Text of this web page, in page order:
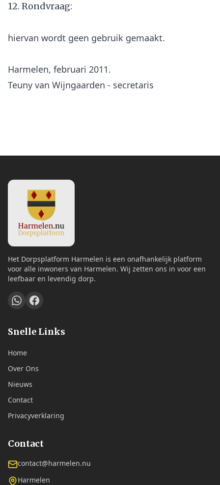
12. Rondvraag:
hiervan wordt geen gebruik gemaakt.
Harmelen, februari 2011.
Teuny van Wijngaarden - secretaris
Het Dorpsplatform Harmelen is een onafhankelijk platform
voor alle inwoners van Harmelen. Wij zetten ons in voor een
leefbaar en levendig dorp.
Snelle Links
Home
Over Ons
Nieuws
Contact
Privacyverklaring
Contact
contact@harmelen.nu
Harmelen